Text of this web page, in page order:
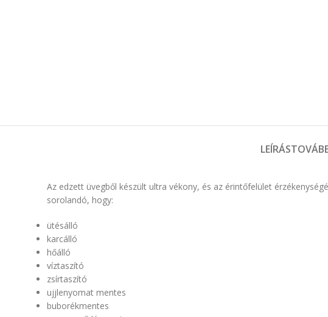
LEÍRÁS
Az edzett üvegből készült ultra vékony, és az érintőfelület
sorolandó, hogy:
ütésálló
karcálló
hőálló
víztaszító
zsírtaszító
ujjlenyomat mentes
buborékmentes